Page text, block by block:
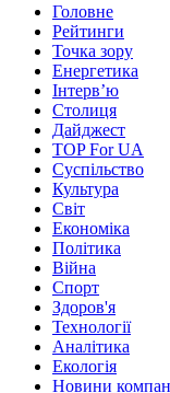
Головне
Рейтинги
Точка зору
Енергетика
Інтерв’ю
Столиця
Дайджест
TOP For UA
Суспiльство
Культура
Світ
Економіка
Політика
Війна
Спорт
Здоров'я
Технології
Аналітика
Екологія
Новини